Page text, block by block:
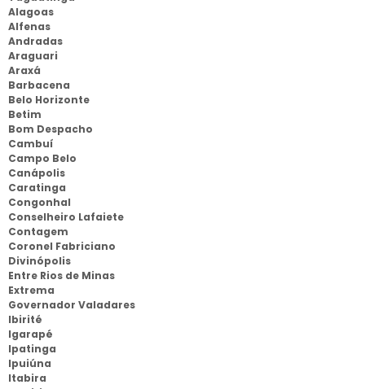
Alagoas
Alfenas
Andradas
Araguari
Araxá
Barbacena
Belo Horizonte
Betim
Bom Despacho
Cambuí
Campo Belo
Canápolis
Caratinga
Congonhal
Conselheiro Lafaiete
Contagem
Coronel Fabriciano
Divinópolis
Entre Rios de Minas
Extrema
Governador Valadares
Ibirité
Igarapé
Ipatinga
Ipuiúna
Itabira